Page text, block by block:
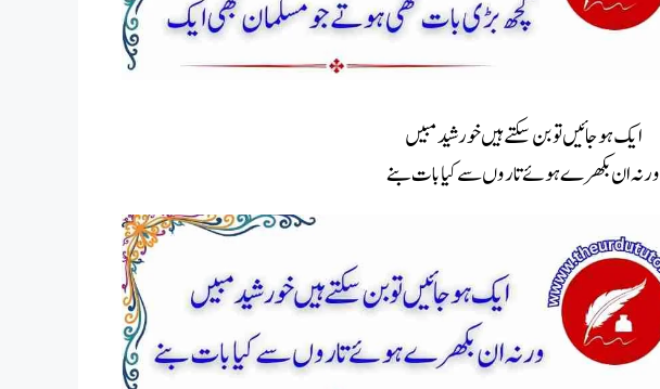
ایک ہوجائیں تو بن سکتے ہیں خورشید مبیں
ورنہ ان بکھرے ہوئے تاروں سے کیا بات بنے